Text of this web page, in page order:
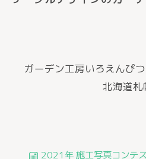
ガーデン工房いろえんぴ
北海道札
2021年 施工写真コンテ